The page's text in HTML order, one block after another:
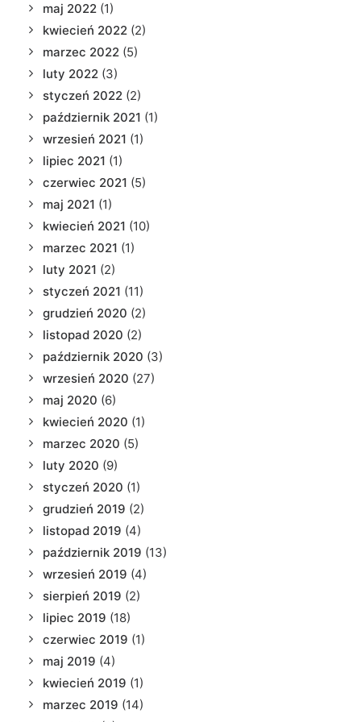
maj 2022 (1)
kwiecień 2022 (2)
marzec 2022 (5)
luty 2022 (3)
styczeń 2022 (2)
październik 2021 (1)
wrzesień 2021 (1)
lipiec 2021 (1)
czerwiec 2021 (5)
maj 2021 (1)
kwiecień 2021 (10)
marzec 2021 (1)
luty 2021 (2)
styczeń 2021 (11)
grudzień 2020 (2)
listopad 2020 (2)
październik 2020 (3)
wrzesień 2020 (27)
maj 2020 (6)
kwiecień 2020 (1)
marzec 2020 (5)
luty 2020 (9)
styczeń 2020 (1)
grudzień 2019 (2)
listopad 2019 (4)
październik 2019 (13)
wrzesień 2019 (4)
sierpień 2019 (2)
lipiec 2019 (18)
czerwiec 2019 (1)
maj 2019 (4)
kwiecień 2019 (1)
marzec 2019 (14)